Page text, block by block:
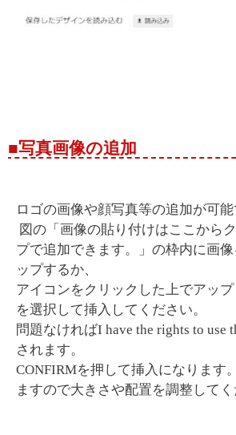
■写真画像の追加
ロゴの画像や顔写真等の追加が可能
図の「画像の貼り付けはここから
プで追加できます。」の枠内に画
ップするか、
アイコンをクリックした上でアッ
を選択して挿入してください。
問題なければI have the rights to use
されます。
CONFIRMを押して挿入になります
ますので大きさや配置を調整してく